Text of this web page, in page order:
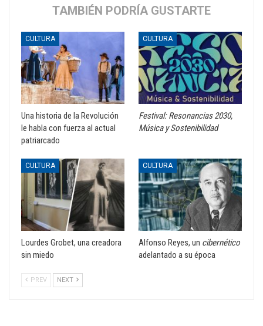
TAMBIÉN PODRÍA GUSTARTE
CULTURA
Una historia de la Revolución
le habla con fuerza al actual
patriarcado
CULTURA
Festival: Resonancias 2030,
Música y Sostenibilidad
CULTURA
Lourdes Grobet, una creadora
sin miedo
CULTURA
Alfonso Reyes, un cibernético
adelantado a su época
PREV NEXT